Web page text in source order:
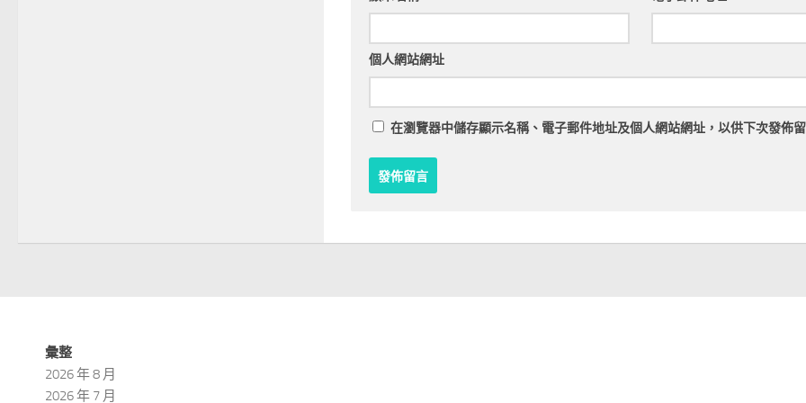
個人網站網址
在瀏覽器中儲存顯示名稱、電子郵件地址及個人網站網址，以供下次發佈
彙整
2026 年 8 月
2026 年 7 月